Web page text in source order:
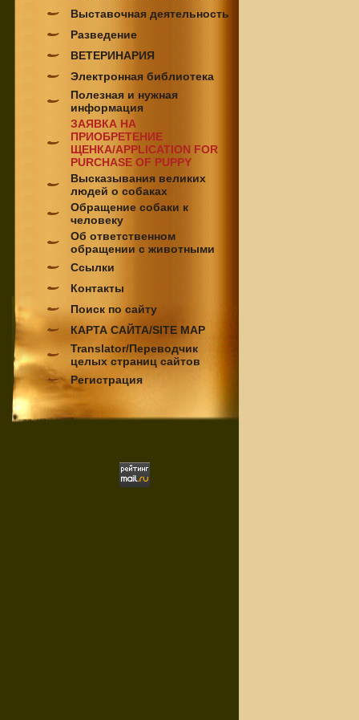
Выставочная деятельность
Разведение
ВЕТЕРИНАРИЯ
Электронная библиотека
Полезная и нужная
информация
ЗАЯВКА НА
ПРИОБРЕТЕНИЕ
ЩЕНКА/APPLICATION FOR
PURCHASE OF PUPPY
Высказывания великих
людей о собаках
Обращение собаки к
человеку
Об ответственном
обращении с животными
Ссылки
Контакты
Поиск по сайту
КАРТА САЙТА/SITE MAP
Translator/Переводчик
целых страниц сайтов
Регистрация